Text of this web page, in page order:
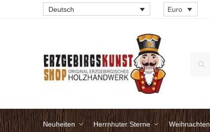
Deutsch Euro
Neuheiten Herrnhuter Sterne Weihnachten